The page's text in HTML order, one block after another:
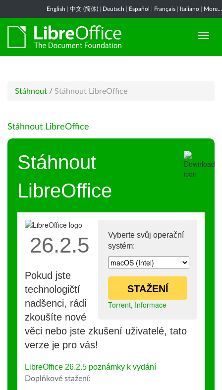
English 中文 (简体) Deutsch Español Français Italiano More...
Stáhnout / Stáhnout LibreOffice
Stáhnout LibreOffice
Stáhnout
LibreOffice
Vyberte svůj operační
systém:
STAŽENÍ
Torrent, Informace
26.2.5
Pokud jste
technologičtí
nadšenci, rádi
zkoušíte nové
věci nebo jste zkušení uživatelé, tato
verze je pro vás!
LibreOffice 26.2.5 poznámky k vydání
Doplňkové stažení: